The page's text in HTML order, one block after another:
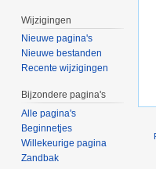
Wijzigingen
Nieuwe pagina's
Nieuwe bestanden
Recente wijzigingen
Bijzondere pagina's
Alle pagina's
Beginnetjes
Willekeurige pagina
Zandbak